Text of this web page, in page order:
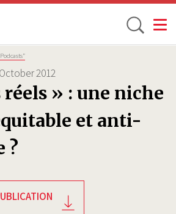
Toggle
October 2012
» : une niche
et anti-
?